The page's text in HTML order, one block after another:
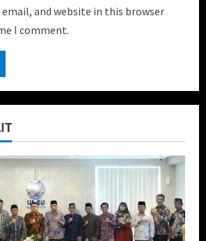
email, and website in this browser
I comment.